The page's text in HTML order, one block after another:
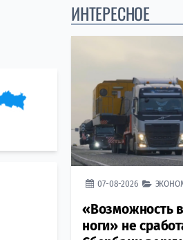
ИНТЕРЕСНОЕ
07-08-2026
«Возможность
ноги» не